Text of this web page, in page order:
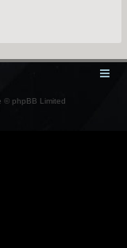
© phpBB Limited